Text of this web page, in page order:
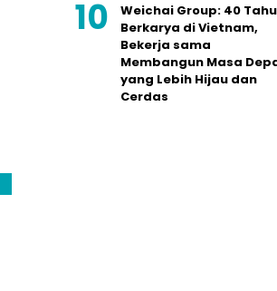
Weichai Group: 40
Berkarya di Vietnam,
Bekerja sama
Membangun Masa
yang Lebih Hijau dan
Cerdas